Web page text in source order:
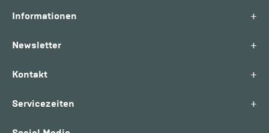
Informationen +
Newsletter +
Kontakt +
Servicezeiten +